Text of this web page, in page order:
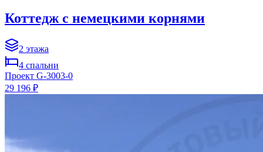
Коттедж с немецкими корнями
2 этажа
4 спальни
Проект G-3003-0
29 196 ₽